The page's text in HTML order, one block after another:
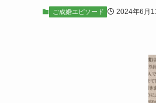
ご成婚エピソード 2024年6月